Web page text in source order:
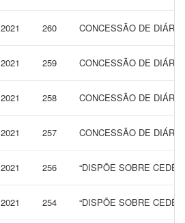
2021 260 CONCESSÃO DE
2021 259 CONCESSÃO DE
2021 258 CONCESSÃO DE
2021 257 CONCESSÃO DE
2021 256 “DISPÕE SOBRE
2021 254 “DISPÕE SOBRE